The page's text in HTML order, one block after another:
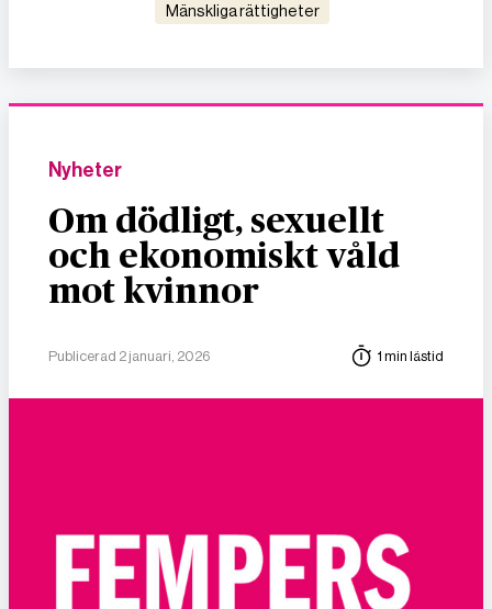
mänskliga rättigheter
Nyheter
Om dödligt, sexuellt
och ekonomiskt våld
mot kvinnor
Publicerad 2 januari, 2026 1 min lästid